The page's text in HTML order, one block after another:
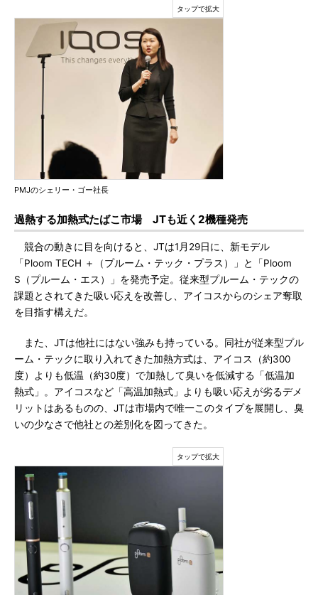
PMJのシェリー・ゴー社長
過熱する加熱式たばこ市場 JTも近く2機種発売
競合の動きに目を向けると、JTは1月29日に、新モデル
「Ploom TECH ＋（プルーム・テック・プラス）」と「Ploom
S（プルーム・エス）」を発売予定。従来型プルーム・テックの
課題とされてきた吸い応えを改善し、アイコスからのシェア奪取
を目指す構えだ。
また、JTは他社にはない強みも持っている。同社が従来型プル
ーム・テックに取り入れてきた加熱方式は、アイコス（約300
度）よりも低温（約30度）で加熱して臭いを低減する「低温加
熱式」。アイコスなど「高温加熱式」よりも吸い応えが劣るデメ
リットはあるものの、JTは市場内で唯一このタイプを展開し、臭
いの少なさで他社との差別化を図ってきた。